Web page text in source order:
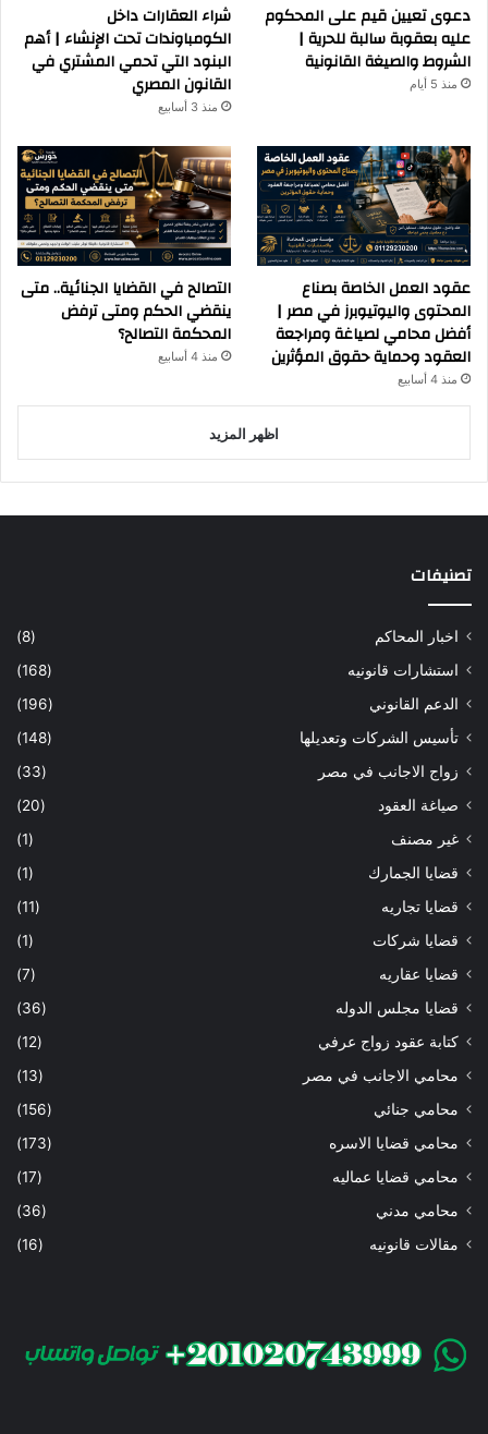
دعوى تعيين قيم على المحكوم
عليه بعقوبة سالبة للحرية |
الشروط والصيغة القانونية
منذ 5 أيام
شراء العقارات داخل
الكومباوندات تحت الإنشاء | أهم
البنود التي تحمي المشتري في
القانون المصري
منذ 3 أسابيع
عقود العمل الخاصة بصناع
المحتوى واليوتيوبرز في مصر |
أفضل محامي لصياغة ومراجعة
العقود وحماية حقوق المؤثرين
منذ 4 أسابيع
التصالح في القضايا الجنائية.. متى
ينقضي الحكم ومتى ترفض
المحكمة التصالح؟
منذ 4 أسابيع
اظهر المزيد
تصنيفات
اخبار المحاكم
(8)
استشارات قانونيه
(168)
الدعم القانوني
(196)
تأسيس الشركات وتعديلها
(148)
زواج الاجانب في مصر
(33)
صياغة العقود
(20)
غير مصنف
(1)
قضايا الجمارك
(1)
قضايا تجاريه
(11)
قضايا شركات
(1)
قضايا عقاريه
(7)
قضايا مجلس الدوله
(36)
كتابة عقود زواج عرفي
(12)
محامي الاجانب في مصر
(13)
محامي جنائي
(156)
محامي قضايا الاسره
(173)
محامي قضايا عماليه
(17)
محامي مدني
(36)
مقالات قانونيه
(16)